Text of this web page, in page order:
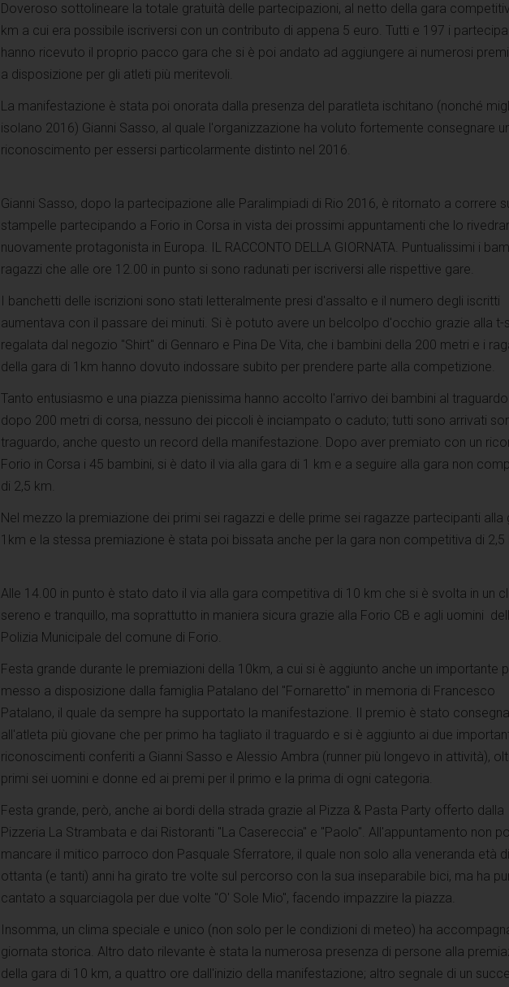
Doveroso sottolineare la totale gratuità delle partecipazioni, al netto della gara
km a cui era possibile iscriversi con un contributo di appena 5 euro. Tutti e 197 i
hanno ricevuto il proprio pacco gara che si è poi andato ad aggiungere ai numerosi
a disposizione per gli atleti più meritevoli.
La manifestazione è stata poi onorata dalla presenza del paratleta ischitano (nonché
isolano 2016) Gianni Sasso, al quale l'organizzazione ha voluto fortemente consegnare
riconoscimento per essersi particolarmente distinto nel 2016.
Gianni Sasso, dopo la partecipazione alle Paralimpiadi di Rio 2016, è ritornato a correre
stampelle partecipando a Forio in Corsa in vista dei prossimi appuntamenti che lo
nuovamente protagonista in Europa. IL RACCONTO DELLA GIORNATA. Puntualissimi i
ragazzi che alle ore 12.00 in punto si sono radunati per iscriversi alle rispettive gare.
I banchetti delle iscrizioni sono stati letteralmente presi d'assalto e il numero degli iscritti
aumentava con il passare dei minuti. Si è potuto avere un belcolpo d'occhio grazie alla t-
regalata dal negozio "Shirt" di Gennaro e Pina De Vita, che i bambini della 200 metri e i
della gara di 1km hanno dovuto indossare subito per prendere parte alla competizione.
Tanto entusiasmo e una piazza pienissima hanno accolto l'arrivo dei bambini al traguardo
dopo 200 metri di corsa, nessuno dei piccoli è inciampato o caduto; tutti sono arrivati
traguardo, anche questo un record della manifestazione. Dopo aver premiato con un
Forio in Corsa i 45 bambini, si è dato il via alla gara di 1 km e a seguire alla gara non
di 2,5 km.
Nel mezzo la premiazione dei primi sei ragazzi e delle prime sei ragazze partecipanti alla
1km e la stessa premiazione è stata poi bissata anche per la gara non competitiva di 2,5
Alle 14.00 in punto è stato dato il via alla gara competitiva di 10 km che si è svolta in un
sereno e tranquillo, ma soprattutto in maniera sicura grazie alla Forio CB e agli uomini
Polizia Municipale del comune di Forio.
Festa grande durante le premiazioni della 10km, a cui si è aggiunto anche un importante
messo a disposizione dalla famiglia Patalano del "Fornaretto" in memoria di Francesco
Patalano, il quale da sempre ha supportato la manifestazione. Il premio è stato
all'atleta più giovane che per primo ha tagliato il traguardo e si è aggiunto ai due
riconoscimenti conferiti a Gianni Sasso e Alessio Ambra (runner più longevo in attività),
primi sei uomini e donne ed ai premi per il primo e la prima di ogni categoria.
Festa grande, però, anche ai bordi della strada grazie al Pizza & Pasta Party offerto dalla
Pizzeria La Strambata e dai Ristoranti "La Casereccia" e "Paolo". All'appuntamento non
mancare il mitico parroco don Pasquale Sferratore, il quale non solo alla veneranda età di
ottanta (e tanti) anni ha girato tre volte sul percorso con la sua inseparabile bici, ma ha
cantato a squarciagola per due volte "O' Sole Mio", facendo impazzire la piazza.
Insomma, un clima speciale e unico (non solo per le condizioni di meteo) ha
giornata storica. Altro dato rilevante è stata la numerosa presenza di persone alla
della gara di 10 km, a quattro ore dall'inizio della manifestazione; altro segnale di un